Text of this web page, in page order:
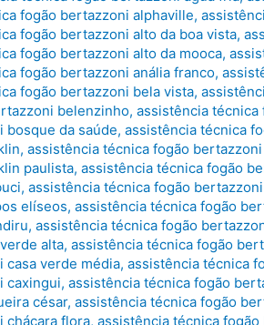
fogão bertazzoni alphaville,
fogão bertazzoni alto da boa vista,
fogão bertazzoni alto da mooca,
fogão bertazzoni anália franco,
fogão bertazzoni bela vista,
belenzinho, assistência
bosque da saúde, assistência técnica
, assistência técnica fogão
paulista, assistência técnica fogão
, assistência técnica fogão
elíseos, assistência técnica fogão
, assistência técnica fogão
alta, assistência técnica fogão
casa verde média, assistência técnica
caxingui, assistência técnica fogão
césar, assistência técnica fogão
chácara flora, assistência técnica